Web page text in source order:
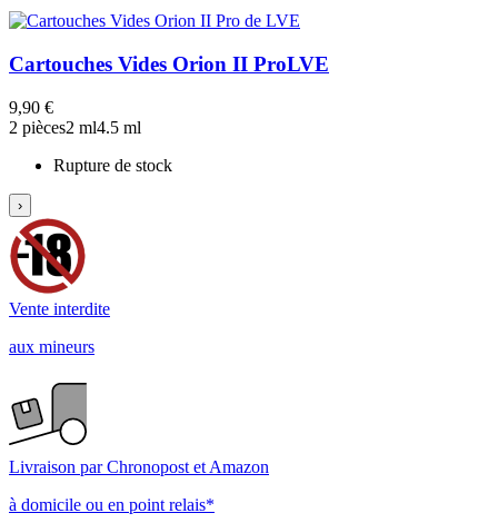
Cartouches Vides Orion II ProLVE
9,90 €
2 pièces2 ml4.5 ml
Rupture de stock
›
Vente interdite
aux mineurs
Livraison par Chronopost et Amazon
à domicile ou en point relais*